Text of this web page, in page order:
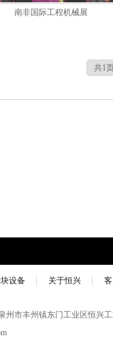
南非国际工程机械展
共1
设备 关于恒兴
州市丰州镇东门工业区恒兴